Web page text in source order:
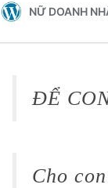
ĐỂ
Cho